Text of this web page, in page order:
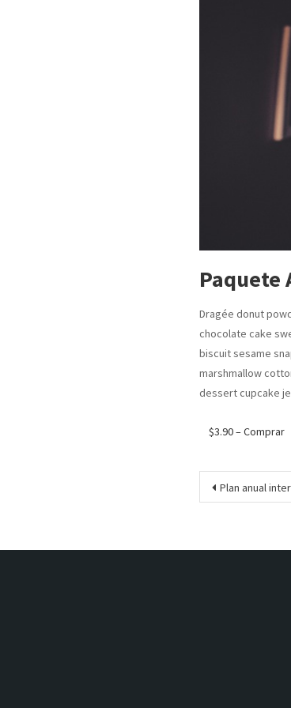
Paquete
Dragée donut
chocolate cake
biscuit sesame
marshmallow
dessert cupcake
$3.90 – Comprar
entradas
Plan anual